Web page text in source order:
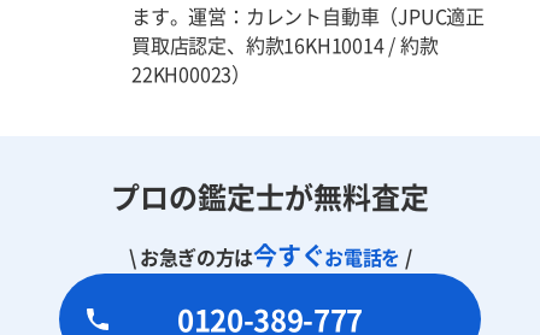
ます。運営：カレント自動車（JPUC適正
買取店認定、約款16KH10014 / 約款
22KH00023）
プロの鑑定士が無料査定
\ お急ぎの方は今すぐお電話を /
0120-389-777